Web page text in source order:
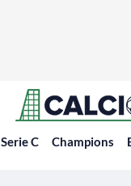
Serie C Champions